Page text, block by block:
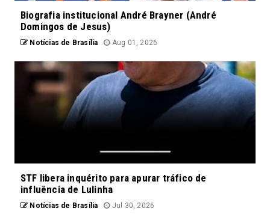
Biografia institucional André Brayner (André
Domingos de Jesus)
Notícias de Brasília Aug 01, 2026
STF libera inquérito para apurar tráfico de
influência de Lulinha
Notícias de Brasília Jul 30, 2026